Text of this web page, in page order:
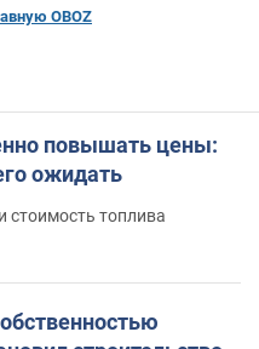
OBOZ
повышать цены:
ожидать
стоимость топлива